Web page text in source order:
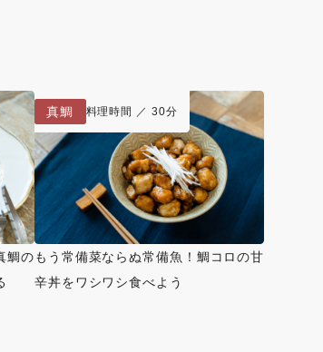
鯛の
真鯛 料理時間 ／ 30分
もう常備菜ならぬ常備魚！鯛コロの甘
辛丼をワシワシ食べよう